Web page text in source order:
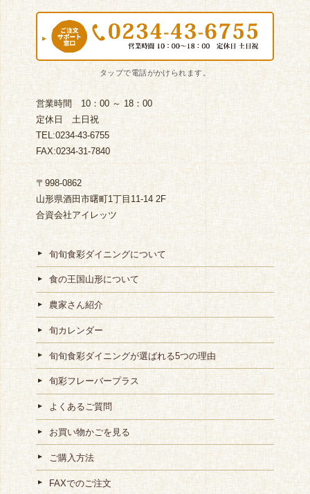
営業時間 10：00 ～ 18：00
定休日 土日祝
TEL:0234-43-6755
FAX:0234-31-7840
〒998-0862
山形県酒田市曙町1丁目11-14 2F
合資会社アイレッツ
旬旬食彩ダイニングについて
食の王国山形について
農家さん紹介
旬カレンダー
旬旬食彩ダイニングが選ばれる5つの理由
旬彩フレーバープラス
よくあるご質問
お買い物かごを見る
ご購入方法
FAXでのご注文